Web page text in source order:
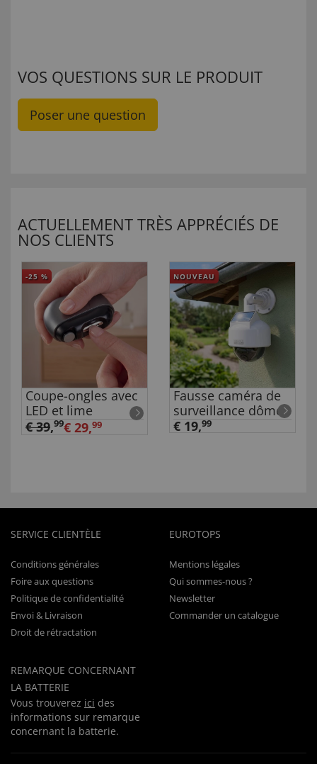
VOS QUESTIONS SUR LE PRODUIT
Poser une question
ACTUELLEMENT TRÈS APPRÉCIÉS DE
NOS CLIENTS
-25 %
Coupe-ongles avec
LED et lime
€ 39,99€ 29,99
NOUVEAU
Fausse caméra de
surveillance dôme
€ 19,99
SERVICE CLIENTÈLE
Conditions générales
Foire aux questions
Politique de confidentialité
Envoi & Livraison
Droit de rétractation
REMARQUE CONCERNANT
LA BATTERIE
Vous trouverez ici des
informations sur remarque
concernant la batterie.
EUROTOPS
Mentions légales
Qui sommes-nous ?
Newsletter
Commander un catalogue